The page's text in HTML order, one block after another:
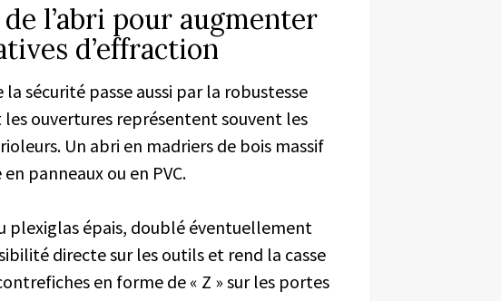
l’abri pour augmenter
d’effraction
sécurité passe aussi par la robustesse
ouvertures représentent souvent les
Un abri en madriers de bois massif
panneaux ou en PVC.
plexiglas épais, doublé éventuellement
directe sur les outils et rend la casse
en forme de « Z » sur les portes